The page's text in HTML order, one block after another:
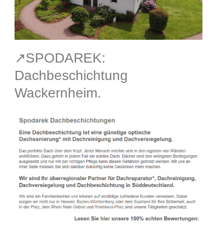
↗️SPODAREK:
Dachbeschichtung
Wackernheim.